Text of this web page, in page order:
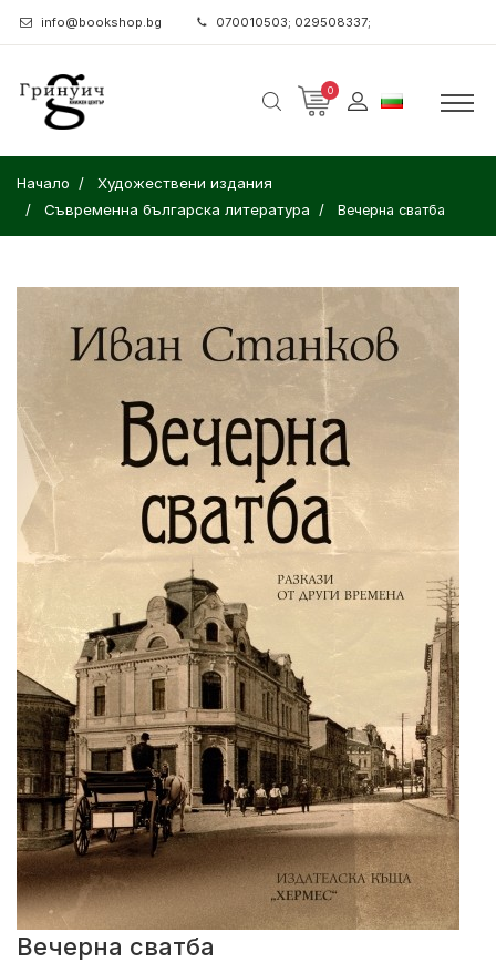
info@bookshop.bg 070010503; 029508337;
0
Начало
Художествени издания
Съвременна българска литература
Вечерна сватба
Вечерна сватба